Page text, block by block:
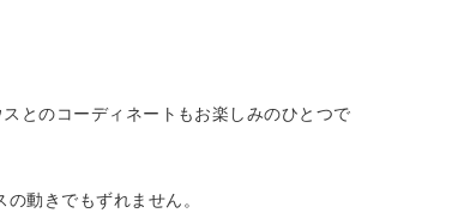
とのコーディネートもお楽しみのひとつで
動きでもずれません。